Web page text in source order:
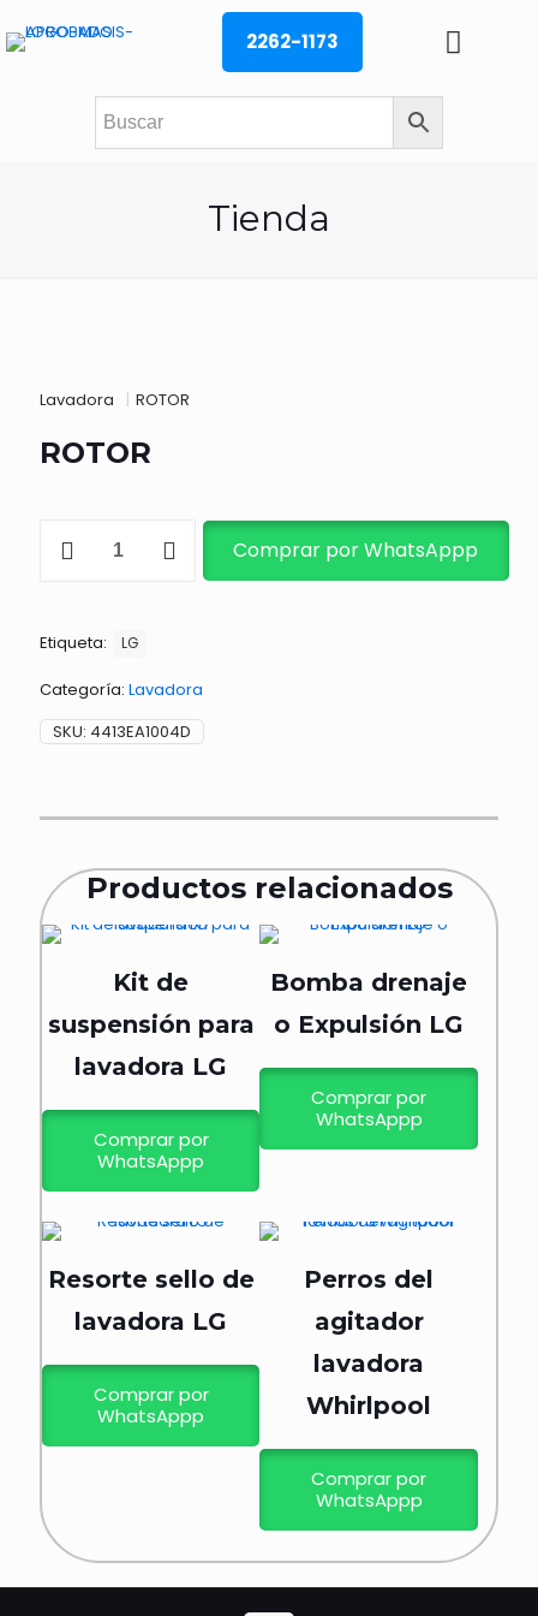
2262-1173
Tienda
Lavadora | ROTOR
ROTOR
cantidad
Comprar por WhatsAppp
Etiqueta: LG
Categoría: Lavadora
SKU: 4413EA1004D
Productos relacionados
Kit de
suspensión para
lavadora LG
Comprar por
WhatsAppp
Bomba drenaje
o Expulsión LG
Comprar por
WhatsAppp
Resorte sello de
lavadora LG
Comprar por
WhatsAppp
Perros del
agitador
lavadora
Whirlpool
Comprar por
WhatsAppp